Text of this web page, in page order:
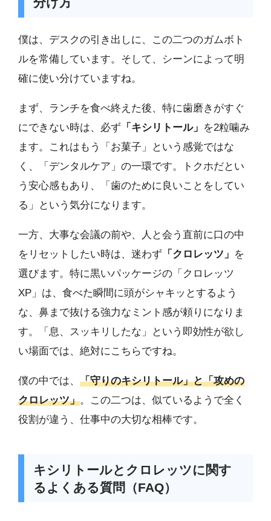
僕は、デスクの引き出しに、この二つのガムボト
ルを常備しています。そして、シーンによって明
確に使い分けていますね。
まず、ランチを食べ終えた後、特に歯磨きがすぐ
にできない時は、必ず 「キシリトール」 を2粒噛み
ます。これはもう「お菓子」という感覚ではな
く、「デンタルケア」の一環です。トクホだとい
う安心感もあり、「歯のために良いことをしてい
る」という気分になります。
一方、大事な会議の前や、人と会う直前に口の中
をリセットしたい時は、迷わず 「クロレッツ」 を
選びます。特に黒いパッケージの「クロレッツ
XP」は、食べた瞬間に頭がシャキッとするよう
な、鼻まで抜ける強力なミント感が頼りになりま
す。「息、スッキリしたな」という即効性が欲し
い場面では、絶対にこちらですね。
僕の中では、 「守りのキシリトール」と「攻めの
クロレッツ」。この二つは、似ているようで全く
役割が違う、仕事中の大切な相棒です。
キシリトールとクロレッツに関す
るよくある質問（FAQ）